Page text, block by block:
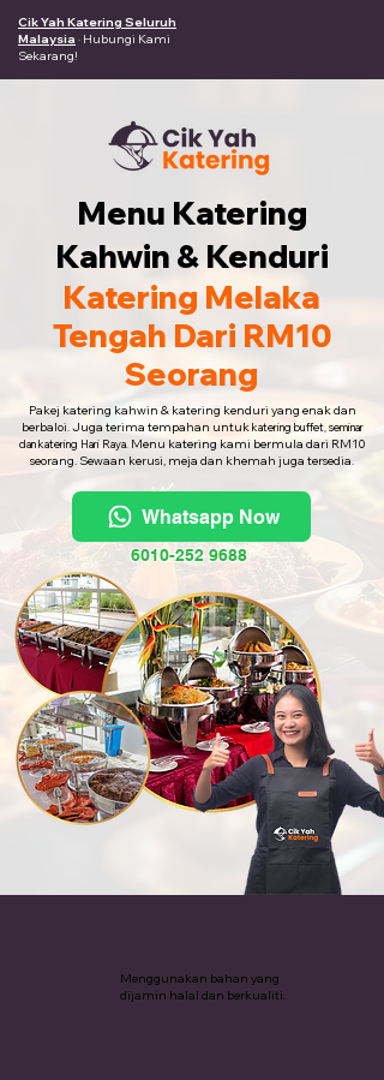
Cik Yah Katering Seluruh
Malaysia · Hubungi Kami
Sekarang!
Menu Katering
Kahwin & Kenduri
Katering Melaka
Tengah Dari RM10
Seorang
Pakej katering kahwin & katering kenduri yang enak dan
berbaloi. Juga terima tempahan untukkatering buffet, seminar
dan katering Hari Raya. Menu katering kami bermula dari RM10
seorang. Sewaan kerusi, meja dan khemah juga tersedia.
Whatsapp Now
6010-252 9688
Menggunakan bahan yang
dijamin halal dan berkualiti.